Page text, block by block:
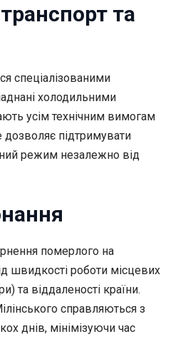
та
спеціалізованими
холодильними
усім технічним вимогам
підтримувати
режим незалежно від
померлого на
швидкості роботи місцевих
та віддаленості країни.
справляються з
днів, мінімізуючи час